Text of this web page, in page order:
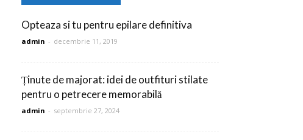
Opteaza si tu pentru epilare definitiva
admin - decembrie 11, 2019
Ținute de majorat: idei de outfituri stilate
pentru o petrecere memorabilă
admin - septembrie 27, 2024